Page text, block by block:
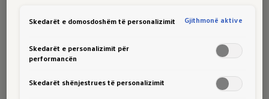
Ekrani me prekje 32,8 cm (12,9 inç)
qendra juaj intuitive e kontrollit për të gjitha
aplikacionet infotainment, si dhe për shumë
Skedarët e domosdoshëm të personalizimit Gjithmonë aktive
Skedarët e personalizimit për
performancën
Skedarët shënjestrues të personalizimit